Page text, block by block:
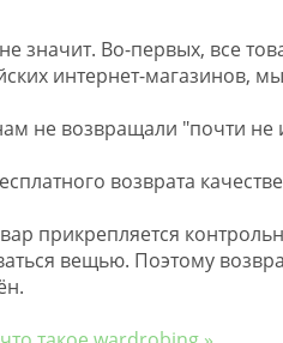
значит. Во-первых, все
интернет-магазинов,
не возвращали "почти не
возврата
прикрепляется
вещью. Поэтому